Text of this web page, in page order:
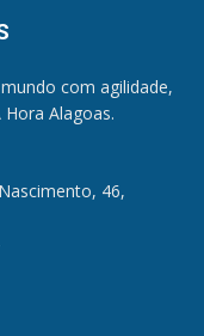
com agilidade,
Alagoas.
46,